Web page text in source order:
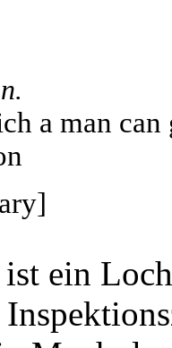
n.
a man
ein